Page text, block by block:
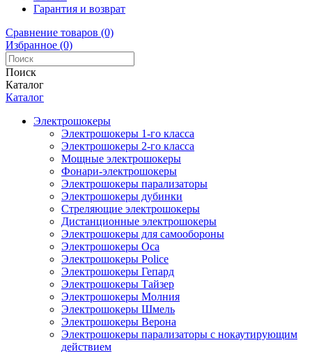
Гарантия и возврат
Сравнение товаров (0)
Избранное (0)
Поиск
Каталог
Каталог
Электрошокеры
Электрошокеры 1-го класса
Электрошокеры 2-го класса
Мощные электрошокеры
Фонари-электрошокеры
Электрошокеры парализаторы
Электрошокеры дубинки
Стреляющие электрошокеры
Дистанционные электрошокеры
Электрошокеры для самообороны
Электрошокеры Оса
Электрошокеры Police
Электрошокеры Гепард
Электрошокеры Тайзер
Электрошокеры Молния
Электрошокеры Шмель
Электрошокеры Верона
Электрошокеры парализаторы с нокаутирующим
действием